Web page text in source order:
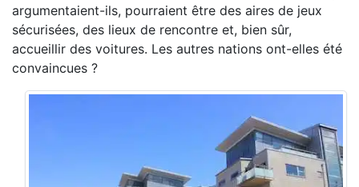
argumentaient-ils, pourraient être des aires de jeux
sécurisées, des lieux de rencontre et, bien sûr,
accueillir des voitures. Les autres nations ont-elles été
convaincues ?